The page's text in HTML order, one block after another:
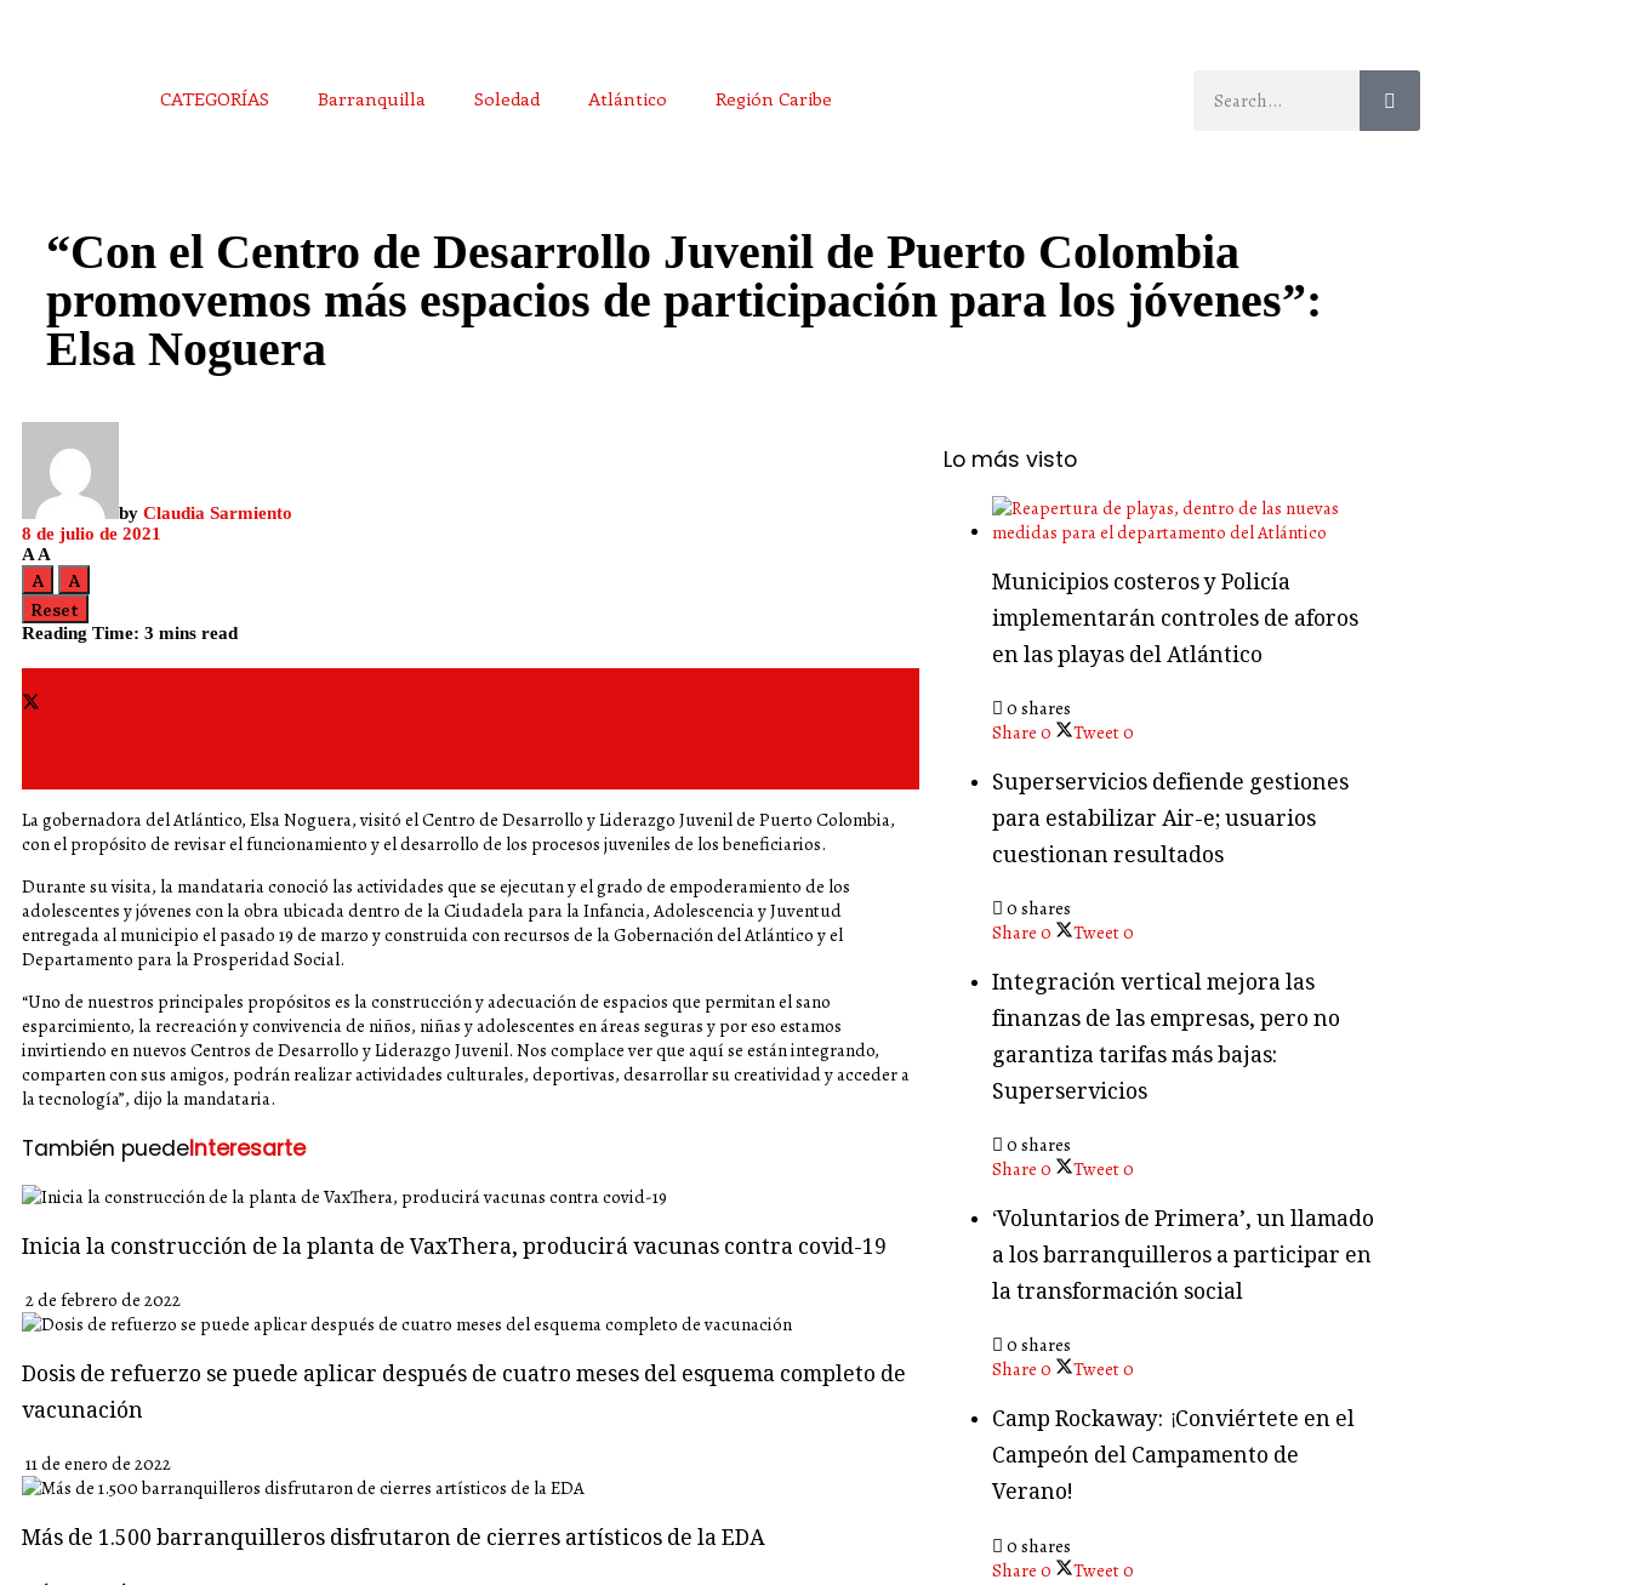
CATEGORÍAS Barranquilla Soledad Atlántico Región Caribe
“Con el Centro de Desarrollo Juvenil de Puerto Colombia
promovemos más espacios de participación para los jóvenes”:
Elsa Noguera
by Claudia Sarmiento
8 de julio de 2021
A A
A
A
Reset
Reading Time: 3 mins read
La gobernadora del Atlántico, Elsa Noguera, visitó el Centro de Desarrollo y Liderazgo Juvenil de Puerto Colombia,
con el propósito de revisar el funcionamiento y el desarrollo de los procesos juveniles de los beneficiarios.
Durante su visita, la mandataria conoció las actividades que se ejecutan y el grado de empoderamiento de los
adolescentes y jóvenes con la obra ubicada dentro de la Ciudadela para la Infancia, Adolescencia y Juventud
entregada al municipio el pasado 19 de marzo y construida con recursos de la Gobernación del Atlántico y el
Departamento para la Prosperidad Social.
“Uno de nuestros principales propósitos es la construcción y adecuación de espacios que permitan el sano
esparcimiento, la recreación y convivencia de niños, niñas y adolescentes en áreas seguras y por eso estamos
invirtiendo en nuevos Centros de Desarrollo y Liderazgo Juvenil. Nos complace ver que aquí se están integrando,
comparten con sus amigos, podrán realizar actividades culturales, deportivas, desarrollar su creatividad y acceder a
la tecnología”, dijo la mandataria.
También puedeInteresarte
Inicia la construcción de la planta de VaxThera, producirá vacunas contra covid-19
2 de febrero de 2022
Dosis de refuerzo se puede aplicar después de cuatro meses del esquema completo de
vacunación
11 de enero de 2022
Más de 1.500 barranquilleros disfrutaron de cierres artísticos de la EDA
Lo más visto
Municipios costeros y Policía
implementarán controles de aforos
en las playas del Atlántico
0 shares
Share 0 Tweet0
Superservicios defiende gestiones
para estabilizar Air-e; usuarios
cuestionan resultados
0 shares
Share 0 Tweet0
Integración vertical mejora las
finanzas de las empresas, pero no
garantiza tarifas más bajas:
Superservicios
0 shares
Share 0 Tweet0
‘Voluntarios de Primera’, un llamado
a los barranquilleros a participar en
la transformación social
0 shares
Share 0 Tweet0
Camp Rockaway: ¡Conviértete en el
Campeón del Campamento de
Verano!
0 shares
Share 0 Tweet0